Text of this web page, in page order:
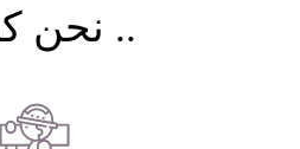
نحن كذلك ..